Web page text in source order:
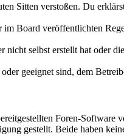
Sitten verstoßen. Du
Board veröffentlichten
selbst erstellt hat oder
geeignet sind, dem
Foren-Software
gestellt. Beide haben